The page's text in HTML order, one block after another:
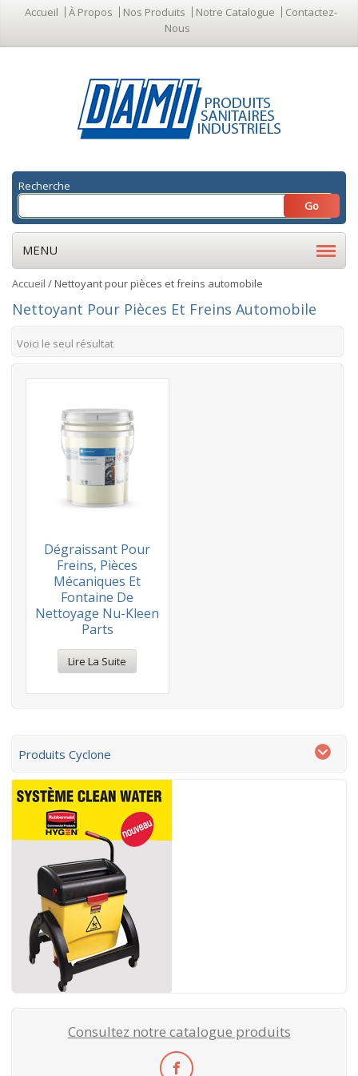
Accueil À Propos Nos Produits Notre Catalogue
Contactez-
Nous
Recherche
MENU
Accueil / Nettoyant pour pièces et freins automobile
Nettoyant Pour Pièces Et Freins Automobile
Voici le seul résultat
Dégraissant Pour
Freins, Pièces
Mécaniques Et
Fontaine De
Nettoyage Nu-Kleen
Parts
Lire La Suite
Produits Cyclone
Consultez notre catalogue produits